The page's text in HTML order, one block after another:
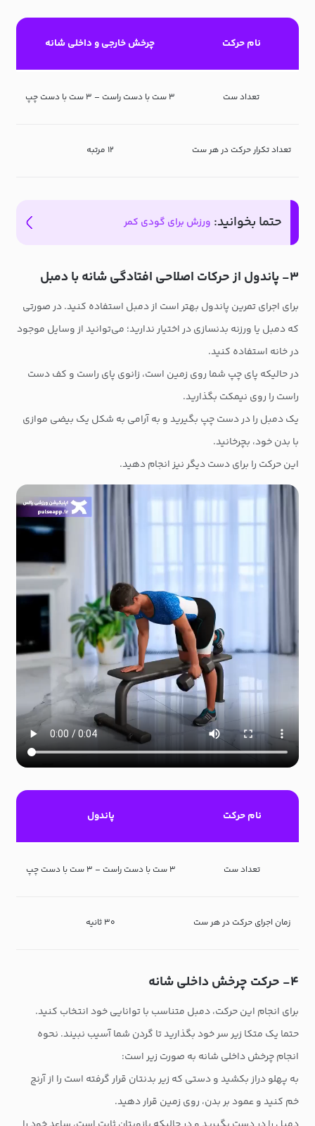
نام حرکت چرخش خارجی و داخلی شانه
تعداد ست ۳ ست با دست راست – ۳ ست با دست چپ
تعداد تکرار حرکت در هر ست ۱۲ مرتبه
حتما بخوانید: ورزش برای گودی کمر
۳- پاندول از حرکات اصلاحی افتادگی شانه با دمبل
برای اجرای تمرین پاندول بهتر است از دمبل استفاده کنید. در صورتی
که دمبل یا ورزنه بدنسازی در اختیار ندارید؛ می‌توانید از وسایل موجود
در خانه استفاده کنید.
در حالیکه پای چپ شما روی زمین است، زانوی پای راست و کف دست
راست را روی نیمکت بگذارید.
یک دمبل را در دست چپ بگیرید و به آرامی به شکل یک بیضی موازی
با بدن خود، بچرخانید.
این حرکت را برای دست دیگر نیز انجام دهید.
نام حرکت پاندول
تعداد ست ۳ ست با دست راست – ۳ ست با دست چپ
زمان اجرای حرکت در هر ست ۳۰ ثانیه
۴- حرکت چرخش داخلی شانه
برای انجام این حرکت، دمبل متناسب با توانایی خود انتخاب کنید.
حتما یک متکا زیر سر خود بگذارید تا گردن شما آسیب نبیند. نحوه
انجام چرخش داخلی شانه به صورت زیر است:
به پهلو دراز بکشید و دستی که زیر بدنتان قرار گرفته است را از آرنج
خم کنید و عمود بر بدن، روی زمین قرار دهید.